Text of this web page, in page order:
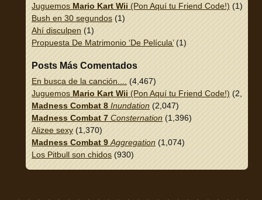
Juguemos Mario Kart Wii (Pon Aquí tu Friend Code!) (1)
Bush en 30 segundos (1)
Ahí disculpen (1)
Propuesta De Matrimonio ‘De Película’(1)
Posts Más Comentados
En busca de la canción....
(4,467)
Juguemos Mario Kart Wii (Pon Aquí tu Friend Code!) (2,337)
Madness Combat 8 Inundation (2,047)
Madness Combat 7 Consternation (1,396)
Alizee sexy (1,370)
Madness Combat 9 Aggregation (1,074)
Los Pitbull son chidos (930)